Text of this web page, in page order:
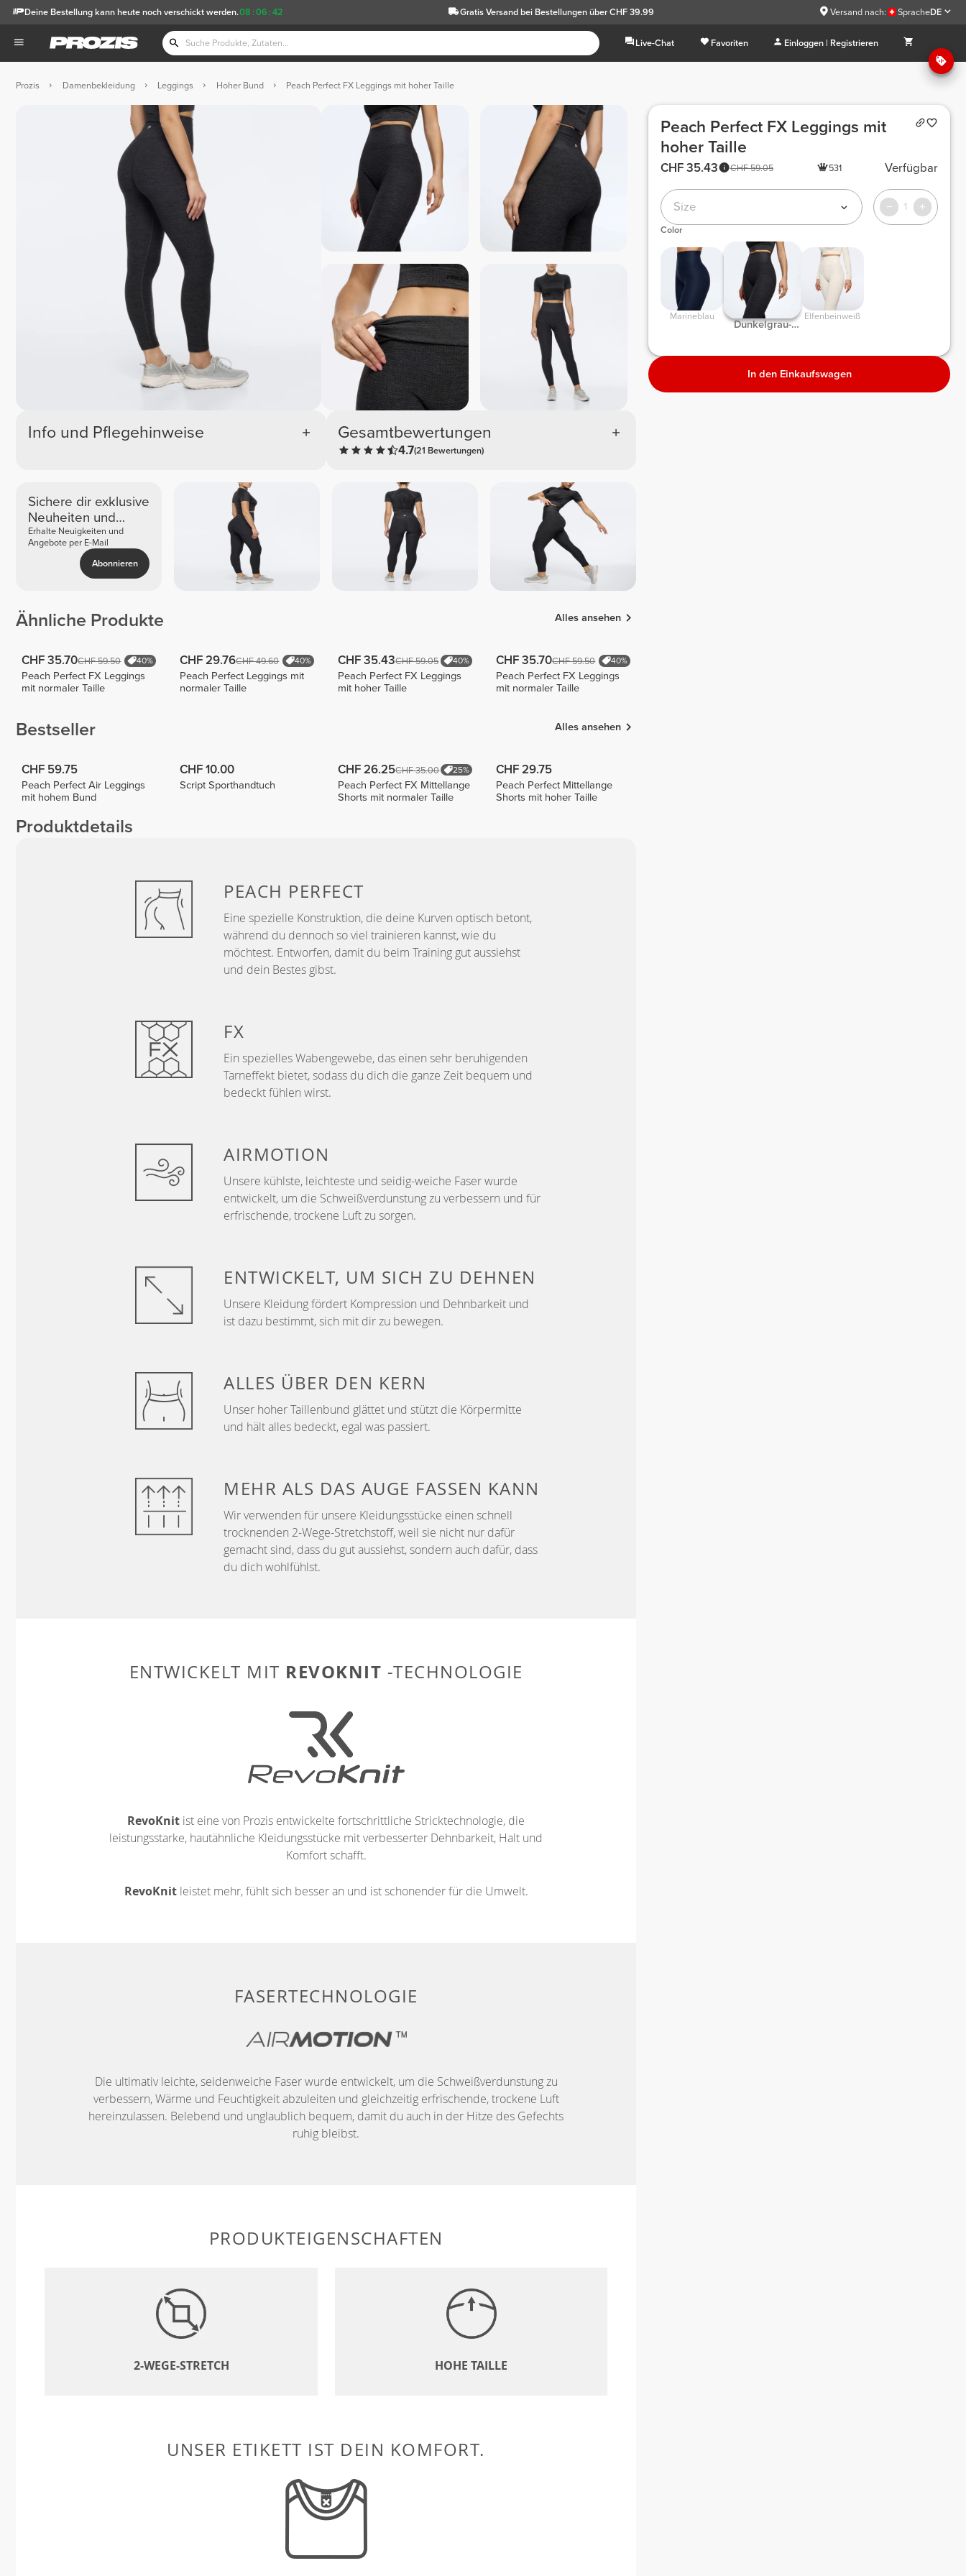
08 :06 :41
Deine Bestellung kann heute noch verschickt werden. Gratis Versandbei Bestellungen über CHF 39.99 Versand nach: SpracheDE
Live-Chat Favoriten Einloggen | Registrieren
Prozis Damenbekleidung Leggings Hoher Bund Peach Perfect FX Leggings mit hoher Taille
Info und Pflegehinweise Gesamtbewertungen
4.7(21 Bewertungen)
Sichere dir exklusive
Neuheiten und
Angebote
Erhalte Neuigkeiten und
Angebote per E-Mail
Abonnieren
Ähnliche Produkte Alles ansehen
CHF 35.70CHF 59.50 40%
Peach Perfect FX Leggings
mit normaler Taille
CHF 29.76CHF 49.60 40%
Peach Perfect Leggings mit
normaler Taille
CHF 35.43CHF 59.05 40%
Peach Perfect FX Leggings
mit hoher Taille
CHF 35.70CHF 59.50 40%
Peach Perfect FX Leggings
mit normaler Taille
Bestseller Alles ansehen
CHF 59.75
Peach Perfect Air Leggings
mit hohem Bund
CHF 10.00
Script Sporthandtuch
CHF 26.25CHF 35.00 25%
Peach Perfect FX Mittellange
Shorts mit normaler Taille
CHF 29.75
Peach Perfect Mittellange
Shorts mit hoher Taille
Produktdetails
PEACH PERFECT
Eine spezielle Konstruktion, die deine Kurven optisch betont,
während du dennoch so viel trainieren kannst, wie du
möchtest. Entworfen, damit du beim Training gut aussiehst
und dein Bestes gibst.
FX
Ein spezielles Wabengewebe, das einen sehr beruhigenden
Tarneffekt bietet, sodass du dich die ganze Zeit bequem und
bedeckt fühlen wirst.
AIRMOTION
Unsere kühlste, leichteste und seidig-weiche Faser wurde
entwickelt, um die Schweißverdunstung zu verbessern und für
erfrischende, trockene Luft zu sorgen.
ENTWICKELT, UM SICH ZU DEHNEN
Unsere Kleidung fördert Kompression und Dehnbarkeit und
ist dazu bestimmt, sich mit dir zu bewegen.
ALLES ÜBER DEN KERN
Unser hoher Taillenbund glättet und stützt die Körpermitte
und hält alles bedeckt, egal was passiert.
MEHR ALS DAS AUGE FASSEN KANN
Wir verwenden für unsere Kleidungsstücke einen schnell
trocknenden 2-Wege-Stretchstoff, weil sie nicht nur dafür
gemacht sind, dass du gut aussiehst, sondern auch dafür, dass
du dich wohlfühlst.
ENTWICKELT MIT REVOKNIT -TECHNOLOGIE
RevoKnit ist eine von Prozis entwickelte fortschrittliche Stricktechnologie, die
leistungsstarke, hautähnliche Kleidungsstücke mit verbesserter Dehnbarkeit, Halt und
Komfort schafft.
RevoKnitleistet mehr, fühlt sich besser an und ist schonender für die Umwelt.
FASERTECHNOLOGIE
Die ultimativ leichte, seidenweiche Faser wurde entwickelt, um die Schweißverdunstung zu
verbessern, Wärme und Feuchtigkeit abzuleiten und gleichzeitig erfrischende, trockene Luft
hereinzulassen. Belebend und unglaublich bequem, damit du auch in der Hitze des Gefechts
ruhig bleibst.
PRODUKTEIGENSCHAFTEN
2-WEGE-STRETCH HOHE TAILLE
UNSER ETIKETT IST DEIN KOMFORT.
Peach Perfect FX Leggings mit
hoher Taille
CHF 59.05
CHF 35.43 531 Verfügbar
Size 1
Color
Marineblau
Dunkelgrau-
Elfenbeinweiß
In den Einkaufswagen